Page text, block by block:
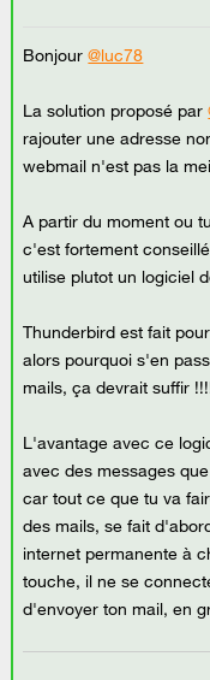
Bonjour@luc78
La solution proposé par
rajouter une adresse
webmail n'est pas la
A partir du moment ou
c'est fortement
utilise plutot un logiciel
Thunderbird est fait
alors pourquoi s'en
mails, ça devrait suffir
L'avantage avec ce
avec des messages
car tout ce que tu va
des mails, se fait
internet permanente à
touche, il ne se
d'envoyer ton mail, en